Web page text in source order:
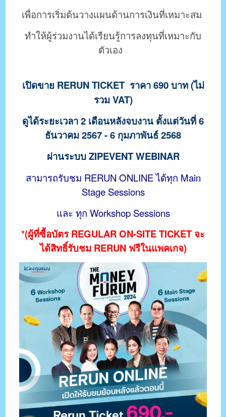
เพื่อการเริ่มต้นวางแผนด้านการเงินที่เหมาะสม
ทำให้ผู้ร่วมงานได้เรียนรู้การลงทุนที่เหมาะกับ
ตัวเอง
เปิดขาย RERUN TICKET ราคา 690 บาท (ไม่
รวม VAT)
ดูได้ระยะเวลา 2 เดือนหลังจบงาน ตั้งแต่วันที่ 6
ธันวาคม 2567 - 6 กุมภาพันธ์ 2568
ผ่านระบบ ZIPEVENT WEBINAR
สามารถรับชม RERUN ONLINE ได้ทุก Main
Stage Sessions
และ ทุก Workshop Sessions
*(ผู้ที่ซื้อบัตร REGULAR ON-SITE TICKET จะ
ได้สิทธิ์รับชม RERUN ฟรีในแพคเกจ)